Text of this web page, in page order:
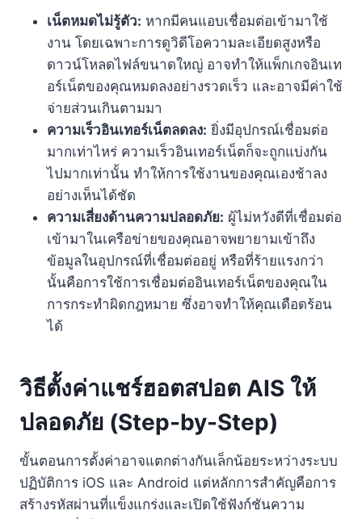
เน็ตหมดไม่รู้ตัว: หากมีคนแอบเชื่อมต่อเข้ามาใช้
งาน โดยเฉพาะการดูวิดีโอความละเอียดสูงหรือ
ดาวน์โหลดไฟล์ขนาดใหญ่ อาจทำให้แพ็กเกจอินเท
อร์เน็ตของคุณหมดลงอย่างรวดเร็ว และอาจมีค่าใช้
จ่ายส่วนเกินตามมา
ความเร็วอินเทอร์เน็ตลดลง: ยิ่งมีอุปกรณ์เชื่อมต่อ
มากเท่าไหร่ ความเร็วอินเทอร์เน็ตก็จะถูกแบ่งกัน
ไปมากเท่านั้น ทำให้การใช้งานของคุณเองช้าลง
อย่างเห็นได้ชัด
ความเสี่ยงด้านความปลอดภัย: ผู้ไม่หวังดีที่เชื่อมต่อ
เข้ามาในเครือข่ายของคุณอาจพยายามเข้าถึง
ข้อมูลในอุปกรณ์ที่เชื่อมต่ออยู่ หรือที่ร้ายแรงกว่า
นั้นคือการใช้การเชื่อมต่ออินเทอร์เน็ตของคุณใน
การกระทำผิดกฎหมาย ซึ่งอาจทำให้คุณเดือดร้อน
ได้
วิธีตั้งค่าแชร์ฮอตสปอต AIS ให้
ปลอดภัย (Step-by-Step)
ขั้นตอนการตั้งค่าอาจแตกต่างกันเล็กน้อยระหว่างระบบ
ปฏิบัติการ iOS และ Android แต่หลักการสำคัญคือการ
สร้างรหัสผ่านที่แข็งแกร่งและเปิดใช้ฟังก์ชันความ